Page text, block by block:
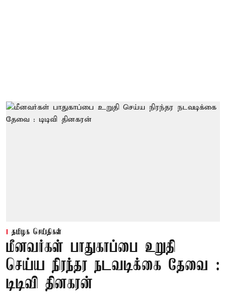
தமிழக செய்திகள்
மீனவர்கள் பாதுகாப்பை உறுதி
செய்ய நிரந்தர நடவடிக்கை தேவை :
டிடிவி தினகரன்